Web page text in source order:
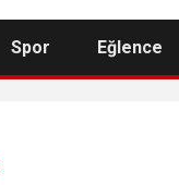
Spor Eğlence